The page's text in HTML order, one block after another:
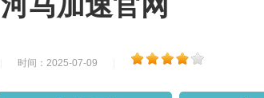
时间：2025-07-09